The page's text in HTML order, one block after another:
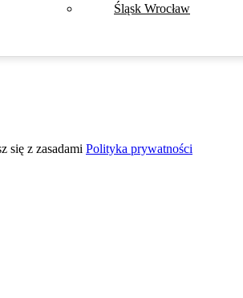
Śląsk Wrocław
się z zasadami Polityka prywatności